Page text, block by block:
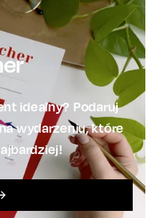
idealny? Podaruj
wydarzeniu, które